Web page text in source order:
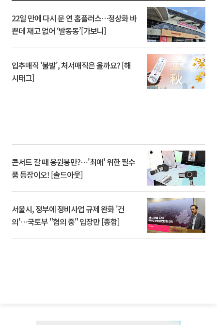
22일 만에 다시 문 연 홈플러스…정상화 바
쁜데 재고 없어 ‘발동동’[가보니]
입추매직 '불발', 처서매직은 올까요? [해
시태그]
콘서트 갈 때 응원봉만?⋯'최애' 위한 필수
품 등장이오! [솔드아웃]
서울시, 정부에 정비사업 규제 완화 '건
의'⋯국토부 "협의 중" 입장만 [종합]